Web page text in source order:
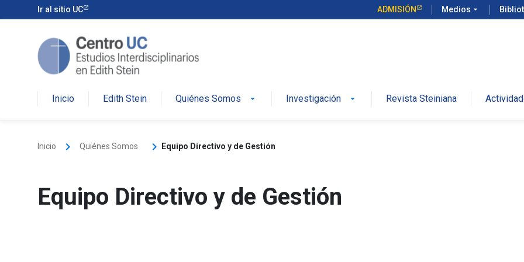
to
Ir al sitio UC ADMISIÓN Medios arrow_drop_down
Inicio Edith Stein Quiénes Somos arrow_drop_down Investigación arrow_drop_down Revista Steiniana
Inicio keyboard_arrow_right Quiénes Somos keyboard_arrow_right Equipo Directivo y de Gestión
Equipo Directivo y de Gestión